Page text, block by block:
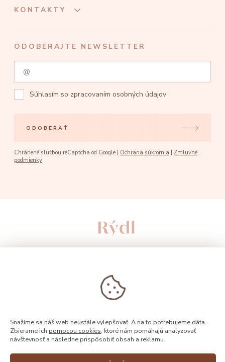
KONTAKTY
ODOBERAJTE NEWSLETTER
Súhlasím so zpracovaním osobných údajov
ODOBERAŤ
Chránené službou reCaptcha od Google | Ochrana súkromia
Zmluvné
podmienky
© 2026, Rýdl
Snažíme sa náš web neustále vylepšovať. A na to potrebujeme dáta.
Zbierame ich pomocou cookies, ktoré nám pomáhajú analyzovať
návštevnosť a následne prispôsobiť obsah a reklamu.